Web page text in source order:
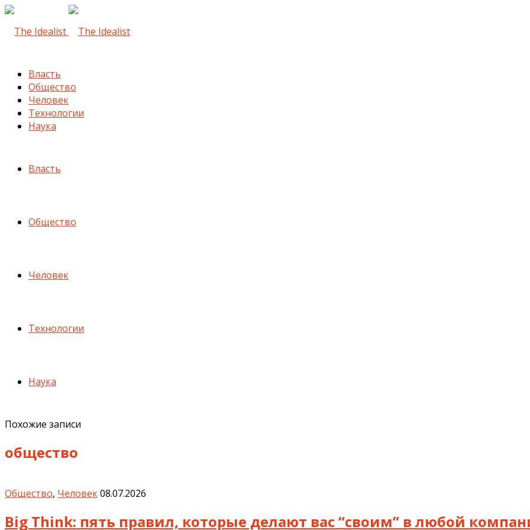
Власть
Общество
Человек
Технологии
Наука
Власть
Общество
Человек
Технологии
Наука
Похожие записи
общество
Общество, Человек08.07.2026
Big Think: пять правил, которые делают вас “своим” в любой